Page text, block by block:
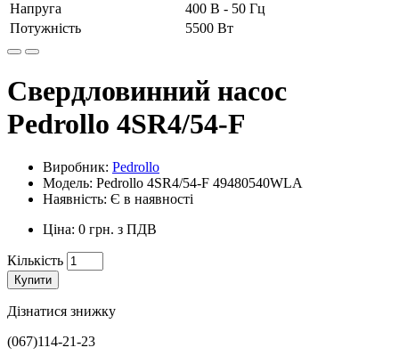
Напруга
400 В - 50 Гц
Потужність
5500 Вт
Cвердловинний насос
Pedrollo 4SR4/54-F
Виробник: Pedrollo
Модель: Pedrollo 4SR4/54-F 49480540WLA
Наявність: Є в наявності
Ціна: 0 грн. з ПДВ
Кількість
Купити
Дізнатися знижку
(067)114-21-23